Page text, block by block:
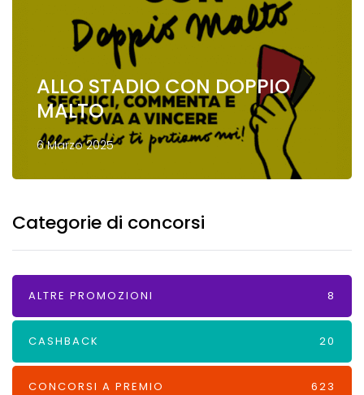
ALLO STADIO CON DOPPIO
MALTO
6 Marzo 2025
Categorie di concorsi
ALTRE PROMOZIONI 8
CASHBACK 20
CONCORSI A PREMIO 623